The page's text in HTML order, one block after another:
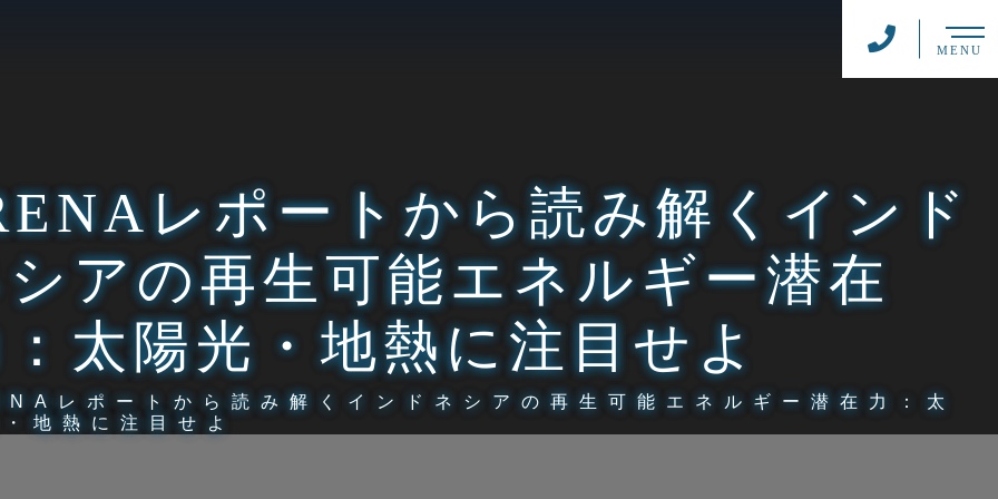
MENU
レポートから読み解くインド
アの再生可能エネルギー潜在
太陽光・地熱に注目せよ
レポートから読み解くインドネシアの再生可能エネルギー潜在力：太
地熱に注目せよ